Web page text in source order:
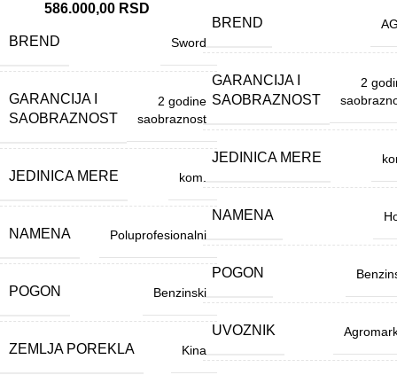
586.000,00 RSD
BREND Sword
GARANCIJA I
SAOBRAZNOST
2 godine
saobraznost
JEDINICA MERE kom.
NAMENA Poluprofesionalni
POGON Benzinski
ZEMLJA POREKLA Kina
BREND
GARANCIJA I
SAOBRAZNOST
2
JEDINICA MERE
NAMENA
POGON
UVOZNIK